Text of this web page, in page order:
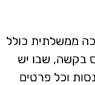
ממשלתית כולל
בקשה, שבו יש
וכל פרטים